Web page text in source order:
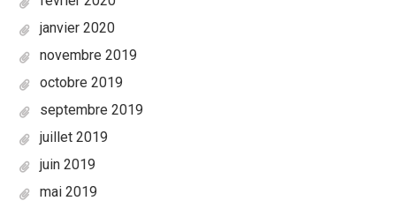
janvier 2020
novembre 2019
octobre 2019
septembre 2019
juillet 2019
juin 2019
mai 2019